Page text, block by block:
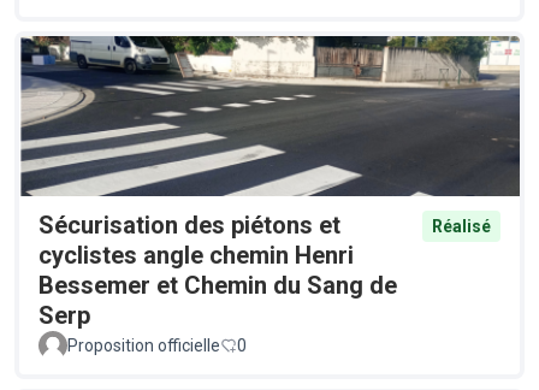
Sécurisation des piétons et
cyclistes angle chemin Henri
Bessemer et Chemin du Sang de
Serp
Réalisé
Proposition officielle 0